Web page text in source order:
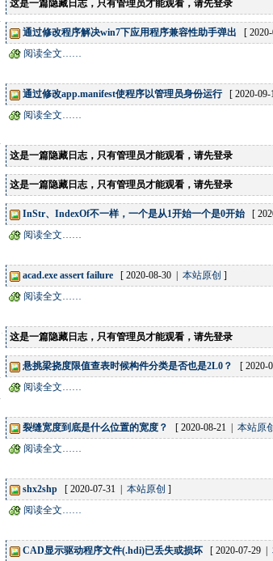
这是一篇隐藏日志，只有管理员才能观看，请先登录
通过修改程序解决win7下应用程序兼容性助手弹出 [
阅读全文……
通过修改app.manifest使程序以管理员身份运行[ 2020-09-
阅读全文……
这是一篇隐藏日志，只有管理员才能观看，请先登录
这是一篇隐藏日志，只有管理员才能观看，请先登录
InStr、IndexOf不一样，一个是从1开始一个是0开始 [
阅读全文……
acad.exe assert failure [ 2020-08-30 | 本站原创 ]
阅读全文……
这是一篇隐藏日志，只有管理员才能观看，请先登录
悬挑梁挠度限值查表时候构件分类是否也是2L0？ [ 2020-
阅读全文……
裂缝宽度到底是什么位置的宽度？ [ 2020-08-21 | 本站原创
阅读全文……
shx2shp [ 2020-07-31 | 本站原创 ]
阅读全文……
CAD显示驱动程序文件(.hdi)已丢失或损坏 [ 2020-07-29 |